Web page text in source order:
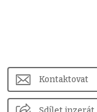
Kontaktovat